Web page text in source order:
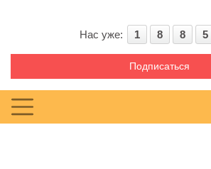
Нас уже: 1 8 8 5
Подписаться